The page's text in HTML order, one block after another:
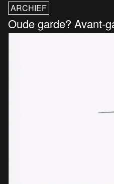
ARCHIEF
Oude garde? Avant-